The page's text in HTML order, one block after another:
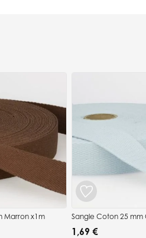
Marron x1m Sangle Coton 25 mm
1,69 €